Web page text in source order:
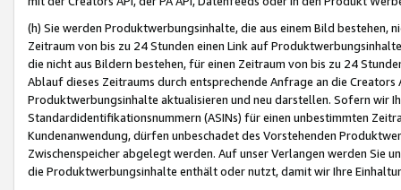
(h) Sie werden Produktwerbungsinhalte, die aus einem Bild bestehen,
Zeitraum von bis zu 24 Stunden einen Link auf
die nicht aus Bildern bestehen, für einen Zeitraum von bis zu 24
Ablauf dieses Zeitraums durch entsprechende Anfrage an die
Produktwerbungsinhalte aktualisieren und neu darstellen. Sofern wir
Standardidentifikationsnummern (ASINs) für einen unbestimmten
Kundenanwendung, dürfen unbeschadet des Vorstehenden
Zwischenspeicher abgelegt werden. Auf unser Verlangen werden Sie
die Produktwerbungsinhalte enthält oder nutzt, damit wir Ihre